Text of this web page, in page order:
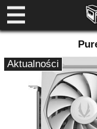
Aktualności